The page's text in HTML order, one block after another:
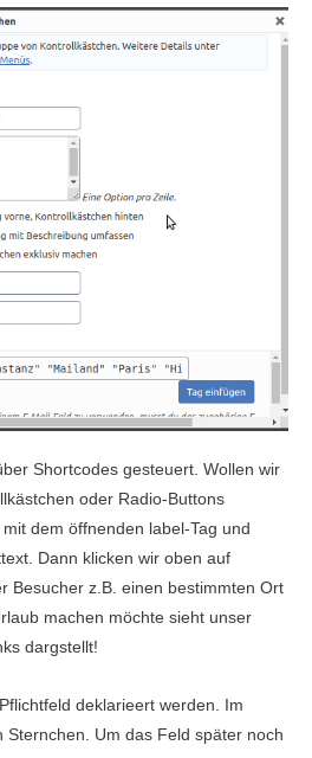
Shortcodes gesteuert. Wollen wir
oder Radio-Buttons
dem öffnenden label-Tag und
Dann klicken wir oben auf
Besucher z.B. einen bestimmten Ort
machen möchte sieht unser
dargstellt!
deklarieert werden. Im
Sternchen. Um das Feld später noch